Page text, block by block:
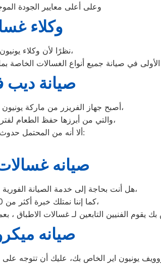
وعلى أعلى معايير الجودة
وكلاء
نظرًا لأن وكلاء يونيون اير يدرك جيدًا ما يحتاجه العملاء بمحافظة السادات،
صيانة ديب
أصبح جهاز الفريزر من ماركة يونيون اير من الأجهزة الضرورية داخل كافة البيوت، وفقًا لمميزاته العديدة،
والتي من أبرزها حفظ الطعام لفترات طويلة، وتعدد موديلاته المختلفة، وبالرغم من مميزاته العديدة،
ألا أنه من المحتمل حدوث بعض الأعطال التي تتطلب الصيانة، ومن هذه الأعطال:
صيانه
هل أنت بحاجة إلى خدمة الصيانة الفورية لغسالة الأطباق لديك؟ نحن نمنحك خدمة الصيانة الفورية التي ترغب بها،
كما إننا نمتلك خبرة أكثر من 10 سنوات في خدمات إصلاحات كافة أنواع غسالات الأطباق،
صيانه
يونيون اير الخاص بك، عليك أن تتوجه على